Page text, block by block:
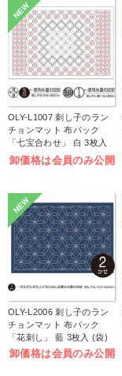
NEW
OLY-L1007 刺し子のラン
チョンマット 布パック
「七宝合わせ」 白 3枚入
(袋)
卸価格は会員のみ公開
NEW
OLY-L2006 刺し子のラン
チョンマット 布パック
「花刺し」 藍 3枚入 (袋)
卸価格は会員のみ公開